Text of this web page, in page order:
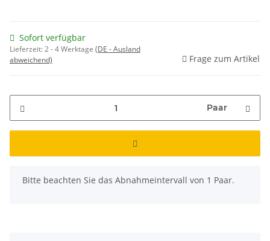
Sofort verfügbar
Lieferzeit:2 - 4 Werktage (DE - Ausland
abweichend)
Frage zum Artikel
Paar
x
Bitte beachten Sie das Abnahmeintervall von 1 Paar.